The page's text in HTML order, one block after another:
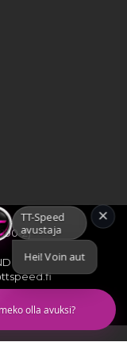
2)avustaja
Voin auttaa etsimään
×
olla avuksi?